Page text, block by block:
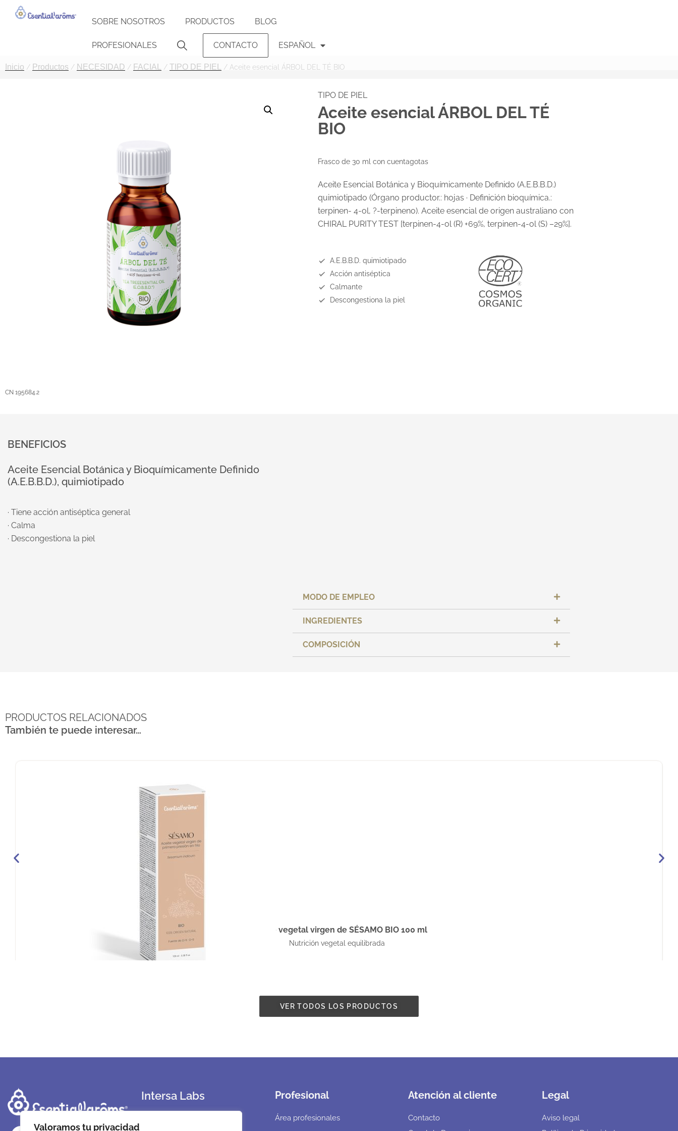
Valoramos tu privacidad
SOBRE NOSOTROS PRODUCTOS BLOG
PROFESIONALES CONTACTO ESPAÑOL
Inicio / Productos / NECESIDAD / FACIAL / TIPO DE PIEL / Aceite esencial ÁRBOL DEL TÉ BIO
CN 195684.2
TIPO DE PIEL
Aceite esencial ÁRBOL DEL TÉ
BIO
Frasco de 30 ml con cuentagotas
Aceite Esencial Botánica y Bioquímicamente Definido (A.E.B.B.D.)
quimiotipado (Órgano productor.: hojas · Definición bioquímica.:
terpinen- 4-ol, ?-terpineno). Aceite esencial de origen australiano con
CHIRAL PURITY TEST [terpinen-4-ol (R) +69%, terpinen-4-ol (S) –29%].
A.E.B.B.D. quimiotipado
Acción antiséptica
Calmante
Descongestiona la piel
BENEFICIOS
Aceite Esencial Botánica y Bioquímicamente Definido
(A.E.B.B.D.), quimiotipado
· Tiene acción antiséptica general
· Calma
· Descongestiona la piel
MODO DE EMPLEO
INGREDIENTES
COMPOSICIÓN
PRODUCTOS RELACIONADOS
También te puede interesar…
Aceite vegetal virgen de SÉSAMO BIO 100 ml
Nutrición vegetal equilibrada
VER TODOS LOS PRODUCTOS
Intersa Labs Profesional
Área profesionales
Atención al cliente
Contacto
Legal
Aviso legal